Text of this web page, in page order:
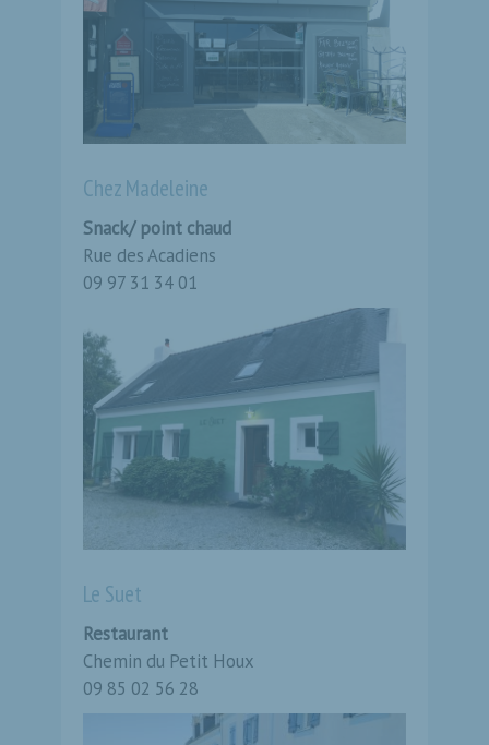
Chez Madeleine
Snack/ point chaud
Rue des Acadiens
09 97 31 34 01
Le Suet
Restaurant
Chemin du Petit Houx
09 85 02 56 28